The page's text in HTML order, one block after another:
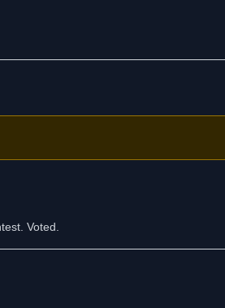
Voted.